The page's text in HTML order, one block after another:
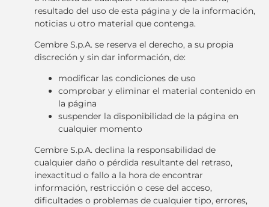
resultado del uso de esta página y de la información,
noticias u otro material que contenga.
Cembre S.p.A. se reserva el derecho, a su propia
discreción y sin dar información, de:
modificar las condiciones de uso
comprobar y eliminar el material contenido en
la página
suspender la disponibilidad de la página en
cualquier momento
Cembre S.p.A. declina la responsabilidad de
cualquier daño o pérdida resultante del retraso,
inexactitud o fallo a la hora de encontrar
información, restricción o cese del acceso,
dificultades o problemas de cualquier tipo, errores,